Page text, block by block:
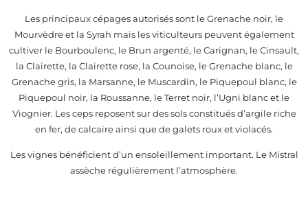
Les principaux cépages autorisés sont le Grenache noir, le
Mourvèdre et la Syrah mais les viticulteurs peuvent également
cultiver le Bourboulenc, le Brun argenté, le Carignan, le Cinsault,
la Clairette, la Clairette rose, la Counoise, le Grenache blanc, le
Grenache gris, la Marsanne, le Muscardin, le Piquepoul blanc, le
Piquepoul noir, la Roussanne, le Terret noir, l’Ugni blanc et le
Viognier. Les ceps reposent sur des sols constitués d’argile riche
en fer, de calcaire ainsi que de galets roux et violacés.
Les vignes bénéficient d’un ensoleillement important. Le Mistral
assèche régulièrement l’atmosphère.